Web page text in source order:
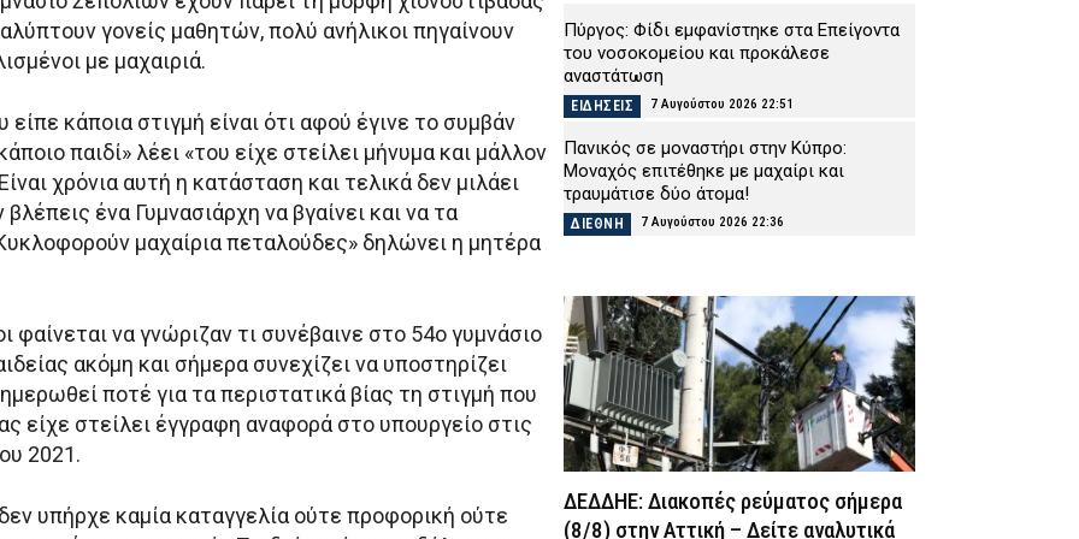
γονείς μαθητών, πολύ ανήλικοι πηγαίνουν
με μαχαιριά.
είπε κάποια στιγμή είναι ότι αφού έγινε το συμβάν
παιδί» λέει «του είχε στείλει μήνυμα και μάλλον
χρόνια αυτή η κατάσταση και τελικά δεν μιλάει
ένα Γυμνασιάρχη να βγαίνει και να τα
μαχαίρια πεταλούδες» δηλώνει η μητέρα
φαίνεται να γνώριζαν τι συνέβαινε στο 54ο γυμνάσιο
ακόμη και σήμερα συνεχίζει να υποστηρίζει
ποτέ για τα περιστατικά βίας τη στιγμή που
είχε στείλει έγγραφη αναφορά στο υπουργείο στις
2021.
υπήρχε καμία καταγγελία ούτε προφορική ούτε
Πύργος: Φίδι εμφανίστηκε στα Επείγοντα
του νοσοκομείου και προκάλεσε
αναστάτωση
ΕΙΔΗΣΕΙΣ 7 Αυγούστου 2026 22:51
Πανικός σε μοναστήρι στην Κύπρο:
Μοναχός επιτέθηκε με μαχαίρι και
τραυμάτισε δύο άτομα!
ΔΙΕΘΝΗ 7 Αυγούστου 2026 22:36
πολυκατοικία
ΕΙΔΗΣΕΙΣ 7 Αυγούστου 2026 22:22
Νέα Αγχίαλος: Σάτυρος αυνανιζόταν
κοιτώντας την 13χρονη γειτόνισσά του –
Καταδικάστηκε σε φυλάκιση
ΔΙΚΑΙΟΣΥΝΗ 7 Αυγούστου 2026 22:07
Σκιάθος: «Με ξυλοκόπησαν και με άφησαν
αιμόφυρτο στο δρόμο» – Άγριος καβγάς με
ΔΕΔΔΗΕ: Διακοπές ρεύματος σήμερα
(8/8) στην Αττική – Δείτε αναλυτικά